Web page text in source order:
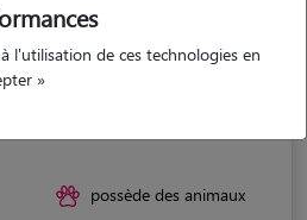
possède des animaux
l'utilisation de ces technologies en
»